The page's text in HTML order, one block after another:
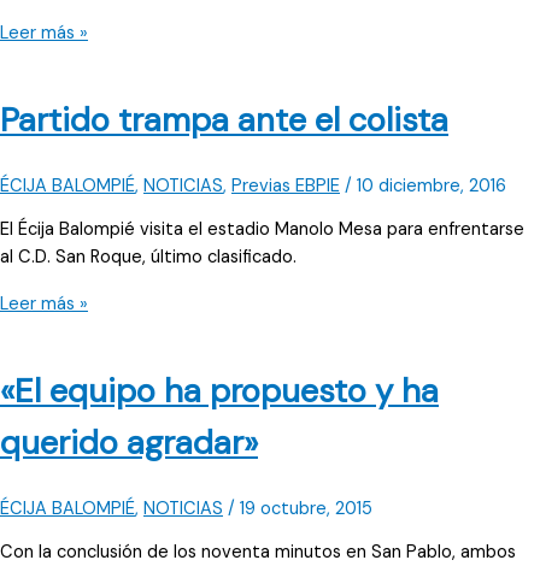
«Nos
Leer más »
Partido trampa ante el colista
ÉCIJA BALOMPIÉ, NOTICIAS, Previas EBPIE / 10 diciembre, 2016
El Écija Balompié visita el estadio Manolo Mesa para enfrentarse
al C.D. San Roque, último clasificado.
Partido
el
Leer más »
«El equipo ha propuesto y ha
querido agradar»
ÉCIJA BALOMPIÉ, NOTICIAS / 19 octubre, 2015
Con la conclusión de los noventa minutos en San Pablo, ambos